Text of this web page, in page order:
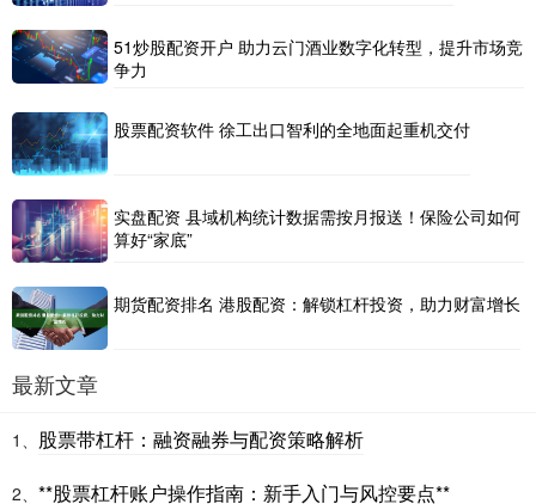
51炒股配资开户 助力云门酒业数字化转型，提升市场竞
争力
股票配资软件 徐工出口智利的全地面起重机交付
实盘配资 县域机构统计数据需按月报送！保险公司如何
算好“家底”
期货配资排名 港股配资：解锁杠杆投资，助力财富增长
最新文章
1、 股票带杠杆：融资融券与配资策略解析
2、 **股票杠杆账户操作指南：新手入门与风控要点**